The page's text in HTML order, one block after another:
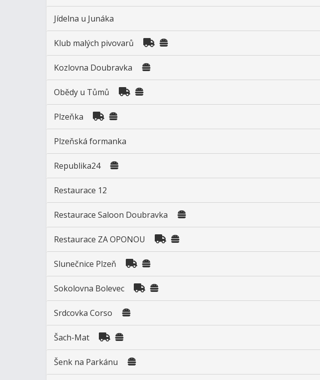
Jídelna u Junáka
Klub malých pivovarů
Kozlovna Doubravka
Obědy u Tůmů
Plzeňka
Plzeňská formanka
Republika24
Restaurace 12
Restaurace Saloon Doubravka
Restaurace ZA OPONOU
Slunečnice Plzeň
Sokolovna Bolevec
Srdcovka Corso
Šach-Mat
Šenk na Parkánu